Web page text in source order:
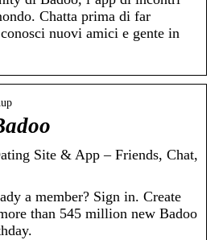
Chatta prima di far
nuovi amici e gente in
Site & App – Friends, Chat,
a member? Sign in. Create
than 545 million new Badoo